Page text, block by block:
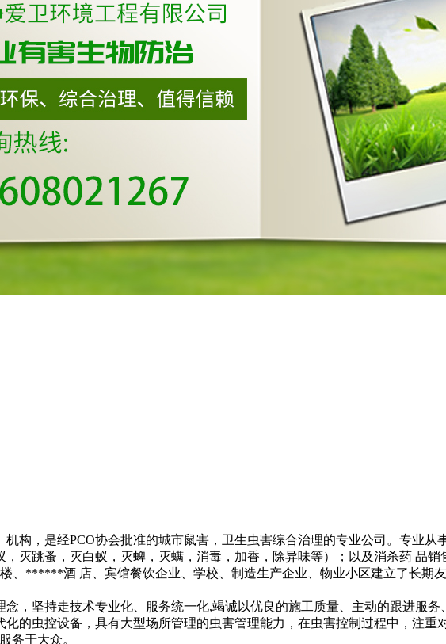
构，是经PCO协会批准的城市鼠害，卫生虫害综合治理的专业公司。专业从
灭跳蚤，灭白蚁，灭蜱，灭螨，消毒，加香，除异味等）；以及消杀药 品
******酒 店、宾馆餐饮企业、学校、制造生产企业、物业小区建立了长期
坚持走技术专业化、服务统一化,竭诚以优良的施工质量、主动的跟进服
的虫控设备，具有大型场所管理的虫害管理能力，在虫害控制过程中，注重
务于大众。